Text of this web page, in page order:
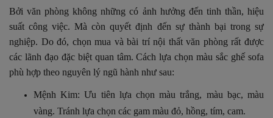
Bởi văn phòng không những có ảnh hưởng đến tinh thần, hiệu
suất công việc. Mà còn quyết định đến sự thành bại trong sự
nghiệp. Do đó, chọn mua và bài trí nội thất văn phòng rất được
các lãnh đạo đặc biệt quan tâm. Cách lựa chọn màu sắc ghế sofa
phù hợp theo nguyên lý ngũ hành như sau:
Mệnh Kim: Ưu tiên lựa chọn màu trắng, màu bạc, màu
vàng. Tránh lựa chọn các gam màu đỏ, hồng, tím, cam.